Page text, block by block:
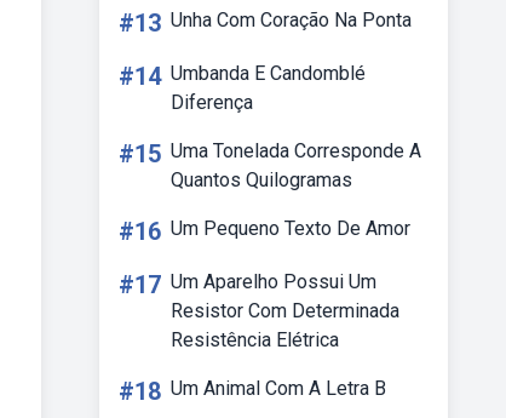
#13 Unha Com Coração Na Ponta
#14 Umbanda E Candomblé
Diferença
#15 Uma Tonelada Corresponde A
Quantos Quilogramas
#16 Um Pequeno Texto De Amor
#17 Um Aparelho Possui Um
Resistor Com Determinada
Resistência Elétrica
#18 Um Animal Com A Letra B